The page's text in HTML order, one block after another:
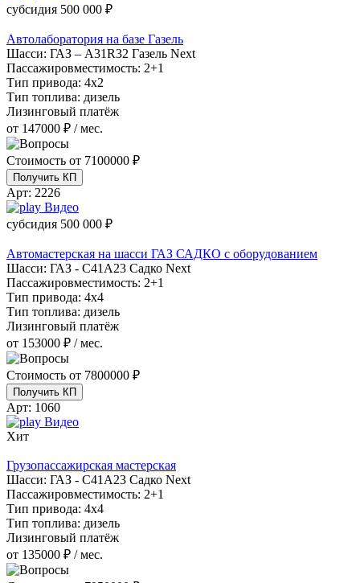
субсидия 500 000 ₽
Автолаборатория на базе Газель
Шасси: ГАЗ – A31R32 Газель Next
Пассажировместимость: 2+1
Тип привода: 4х2
Тип топлива: дизель
Лизинговый платёж
от 147000 ₽ / мес.
Стоимость от 7100000 ₽
Получить КП
Арт: 2226
Видео
субсидия 500 000 ₽
Автомастерская на шасси ГАЗ САДКО с оборудованием
Шасси: ГАЗ - С41А23 Садко Next
Пассажировместимость: 2+1
Тип привода: 4х4
Тип топлива: дизель
Лизинговый платёж
от 153000 ₽ / мес.
Стоимость от 7800000 ₽
Получить КП
Арт: 1060
Видео
Хит
Грузопассажирская мастерская
Шасси: ГАЗ - С41А23 Садко Next
Пассажировместимость: 2+1
Тип привода: 4х4
Тип топлива: дизель
Лизинговый платёж
от 135000 ₽ / мес.